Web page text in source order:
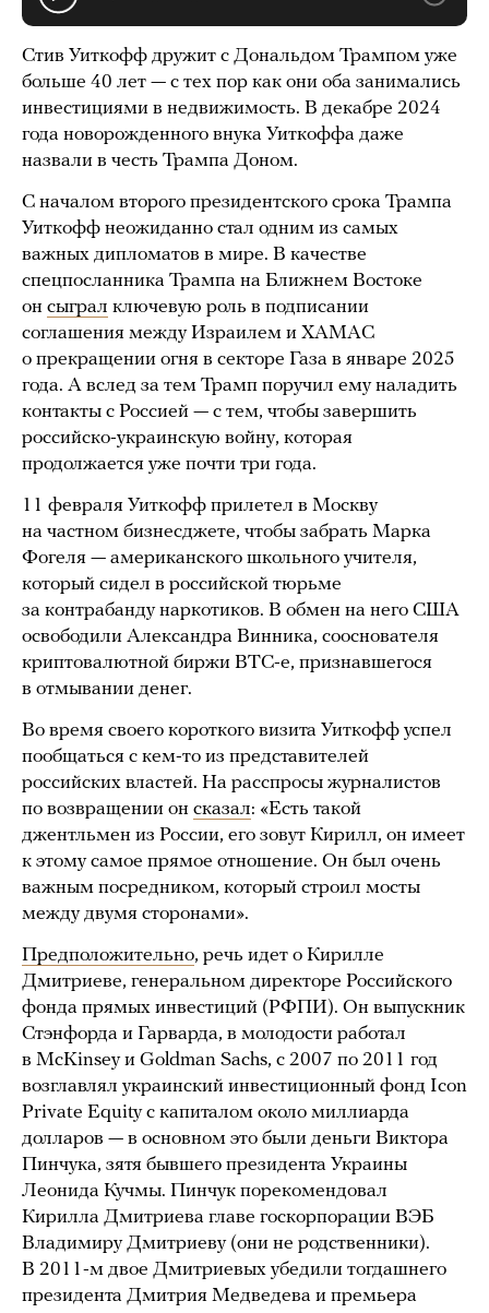
Стив Уиткофф дружит с Дональдом Трампом уже
больше 40 лет — с тех пор как они оба занимались
инвестициями в недвижимость. В декабре 2024
года новорожденного внука Уиткоффа даже
назвали в честь Трампа Доном.
С началом второго президентского срока Трампа
Уиткофф неожиданно стал одним из самых
важных дипломатов в мире. В качестве
спецпосланника Трампа на Ближнем Востоке
он сыграл ключевую роль в подписании
соглашения между Израилем и ХАМАС
о прекращении огня в секторе Газа в январе 2025
года. А вслед за тем Трамп поручил ему наладить
контакты с Россией — с тем, чтобы завершить
российско-украинскую войну, которая
продолжается уже почти три года.
11 февраля Уиткофф прилетел в Москву
на частном бизнесджете, чтобы забрать Марка
Фогеля — американского школьного учителя,
который сидел в российской тюрьме
за контрабанду наркотиков. В обмен на него США
освободили Александра Винника, сооснователя
криптовалютной биржи BTC-e, признавшегося
в отмывании денег.
Во время своего короткого визита Уиткофф успел
пообщаться с кем-то из представителей
российских властей. На расспросы журналистов
по возвращении он сказал: «Есть такой
джентльмен из России, его зовут Кирилл, он имеет
к этому самое прямое отношение. Он был очень
важным посредником, который строил мосты
между двумя сторонами».
Предположительно, речь идет о Кирилле
Дмитриеве, генеральном директоре Российского
фонда прямых инвестиций (РФПИ). Он выпускник
Стэнфорда и Гарварда, в молодости работал
в McKinsey и Goldman Sachs, с 2007 по 2011 год
возглавлял украинский инвестиционный фонд Icon
Private Equity с капиталом около миллиарда
долларов — в основном это были деньги Виктора
Пинчука, зятя бывшего президента Украины
Леонида Кучмы. Пинчук порекомендовал
Кирилла Дмитриева главе госкорпорации ВЭБ
Владимиру Дмитриеву (они не родственники).
В 2011-м двое Дмитриевых убедили тогдашнего
президента Дмитрия Медведева и премьера